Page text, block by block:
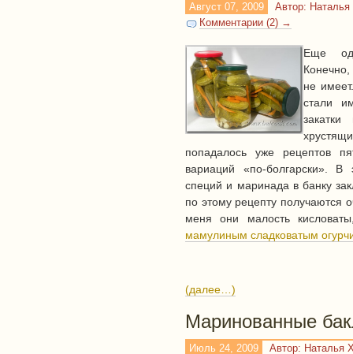
Август 07, 2009
Автор:
Комментарии (2) →
Еще
Конечно,
не
стали
закатки
попадалось уже рецептов
вариаций «по-болгарски».
специй и маринада в банку
по этому рецепту получаются
меня они малость
мамулиным сладковатым
(далее…)
Маринованные
Июль 24, 2009 Автор: Наталья